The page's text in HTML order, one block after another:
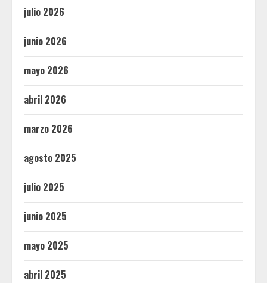
julio 2026
junio 2026
mayo 2026
abril 2026
marzo 2026
agosto 2025
julio 2025
junio 2025
mayo 2025
abril 2025